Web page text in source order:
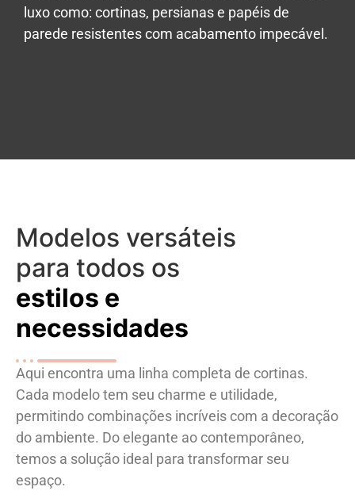
luxo como: cortinas, persianas e papéis de
parede resistentes com acabamento impecável.
Modelos versáteis
para todos os
estilos e
necessidades
Aqui encontra uma linha completa de cortinas.
Cada modelo tem seu charme e utilidade,
permitindo combinações incríveis com a decoração
do ambiente. Do elegante ao contemporâneo,
temos a solução ideal para transformar seu
espaço.